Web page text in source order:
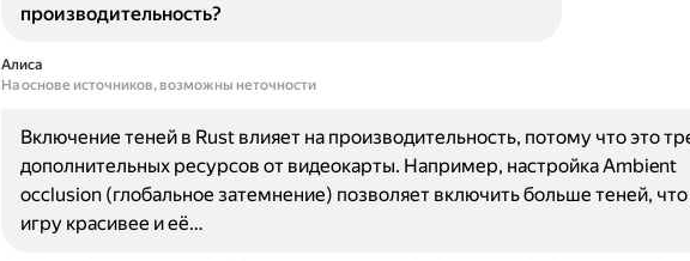
производительность?
Алиса
На основе источников, возможны неточности
Включение теней в Rust влияет на производительность, потому что это
дополнительных ресурсов от видеокарты. Например, настройка Ambient
occlusion (глобальное затемнение) позволяет включить больше теней,
игру красивее и её…